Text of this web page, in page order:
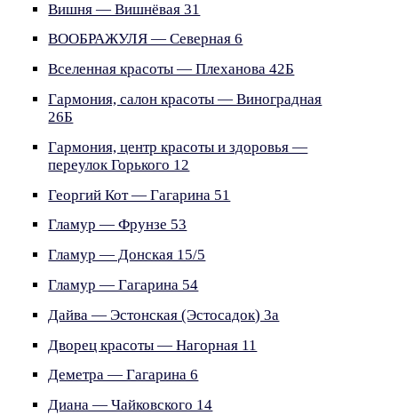
Вишня — Вишнёвая 31
ВООБРАЖУЛЯ — Северная 6
Вселенная красоты — Плеханова 42Б
Гармония, салон красоты — Виноградная
26Б
Гармония, центр красоты и здоровья —
переулок Горького 12
Георгий Кот — Гагарина 51
Гламур — Фрунзе 53
Гламур — Донская 15/5
Гламур — Гагарина 54
Дайва — Эстонская (Эстосадок) 3а
Дворец красоты — Нагорная 11
Деметра — Гагарина 6
Диана — Чайковского 14